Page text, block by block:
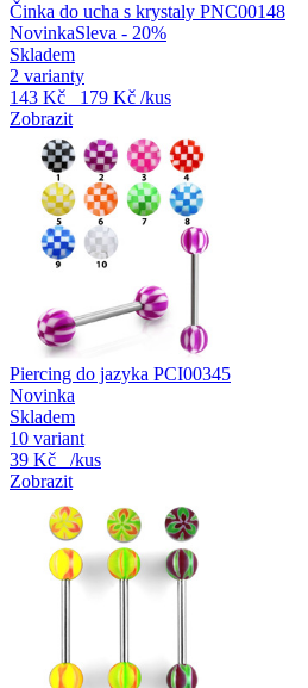
Činka do ucha s krystaly PNC00148
NovinkaSleva - 20%
Skladem
2 varianty
143 Kč
179 Kč /kus
Zobrazit
Piercing do jazyka PCI00345
Novinka
Skladem
10 variant
39 Kč
/kus
Zobrazit